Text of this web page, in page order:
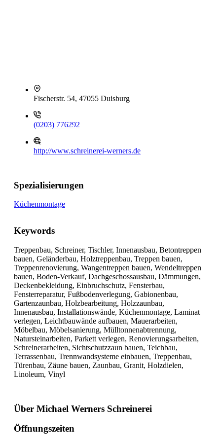
Fischerstr. 54, 47055 Duisburg
(0203) 776292
http://www.schreinerei-werners.de
Spezialisierungen
Küchenmontage
Keywords
Treppenbau, Schreiner, Tischler, Innenausbau, Betontreppen
bauen, Geländerbau, Holztreppenbau, Treppen bauen,
Treppenrenovierung, Wangentreppen bauen, Wendeltreppen
bauen, Boden-Verkauf, Dachgeschossausbau, Dämmungen,
Deckenbekleidung, Einbruchschutz, Fensterbau,
Fensterreparatur, Fußbodenverlegung, Gabionenbau,
Gartenzaunbau, Holzbearbeitung, Holzzaunbau,
Innenausbau, Installationswände, Küchenmontage, Laminat
verlegen, Leichtbauwände aufbauen, Mauerarbeiten,
Möbelbau, Möbelsanierung, Mülltonnenabtrennung,
Natursteinarbeiten, Parkett verlegen, Renovierungsarbeiten,
Schreinerarbeiten, Sichtschutzzaun bauen, Teichbau,
Terrassenbau, Trennwandsysteme einbauen, Treppenbau,
Türenbau, Zäune bauen, Zaunbau, Granit, Holzdielen,
Linoleum, Vinyl
Über Michael Werners Schreinerei
Öffnungszeiten